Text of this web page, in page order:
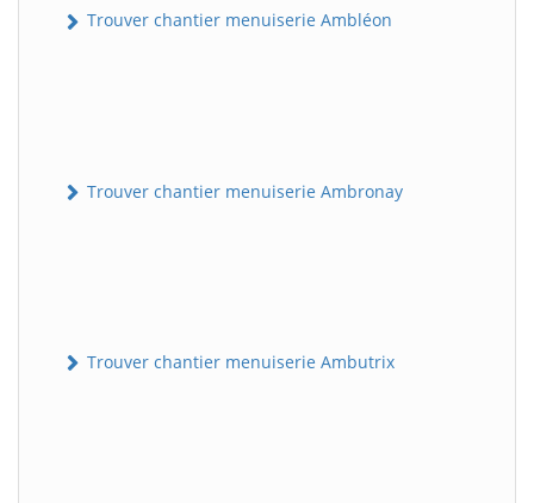
Trouver chantier menuiserie Ambléon
Trouver chantier menuiserie Ambronay
Trouver chantier menuiserie Ambutrix